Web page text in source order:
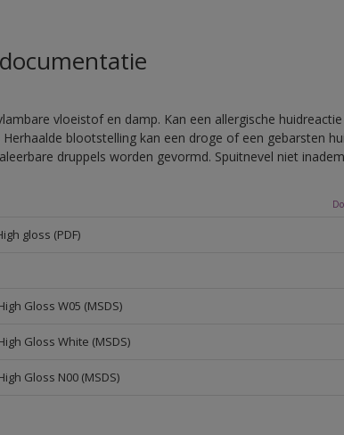
vloeistof en damp. Kan een allergische
blootstelling kan een droge of een gebarsten
druppels worden gevormd. Spuitnevel niet
gloss (PDF)
Gloss W05 (MSDS)
Gloss White (MSDS)
Gloss N00 (MSDS)